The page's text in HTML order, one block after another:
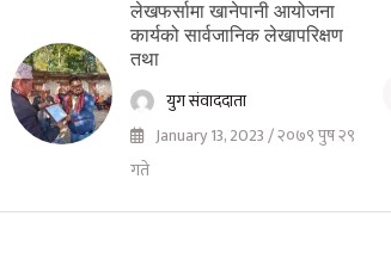
लेखफर्सामा खानेपानी आयोजना
कार्यको सार्वजानिक लेखापरिक्षण
तथा
युग संवाददाता
January 13, 2023 / २०७९ पुष २९
गते